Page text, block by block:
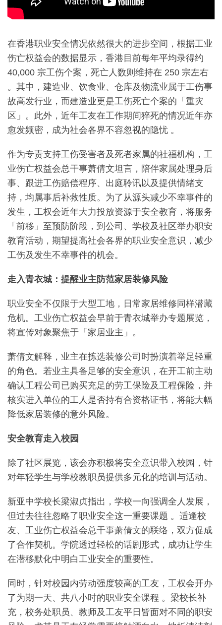
在香港职业安全情况依然很大的进步空间，根据工业
伤亡权益会的数据显示，香港目前每年平均录得约
40,000 宗工伤个案，死亡人数则维持在 250 宗左右
。其中，建造业、饮食业、仓库及物流业属于工伤事
故高发行业，而建造业更是工伤死亡个案的「重灾
区」。此外，近年工友在工作期间猝死的情况近年亦
愈发频密，成为社会各界不容忽视的隐忧 。
作为专责支持工伤受害者及死者家属的社福机构，工
业伤亡权益会总干事萧倩文坦言，陪伴家属处理身后
事、跟进工伤赔偿程序、出庭聆讯以及提供情绪支
持，均属事后补救性质。为了从源头减少不幸事件的
发生，工权会近年大力投放资源于安全教育，将服务
「前移」至预防阶段，到公司、学校及社区举办职安
教育活动，期望提高社会各界的职业安全意识，减少
工伤及发生不幸事件的机会。
走入青衣城：提醒业主防范家居装修风险
职业安全不仅限于大型工地，日常家居维修同样潜藏
危机。工业伤亡权益会早前于青衣城举办专题展览，
将宣传对象聚焦于「家居业主」。
萧倩文解释，业主在拣选装修公司时扮演着举足轻重
的角色。若业主具备足够的安全意识，在开工前主动
确认工程公司已购买充足的劳工保险及工程保险，并
核实进入单位的工人是否持有合资格证书，将能大幅
降低家居装修的意外风险。
安全教育走入校园
除了社区展览，该会亦积极将安全意识带入校园，针
对年轻学生与学校教职员提供多元化的培训与活动。
新亚中学校长梁淑贞指出，学校一向强调全人发展，
但过去往往忽略了职业安全这一重要课题 。适逢校
友、工业伤亡权益会总干事萧倩文的联络，双方促成
了合作契机。学院透过轻松的话剧形式，成功让学生
在潜移默化中明白工业安全的重要性。
同时，针对校园内劳动强度较高的工友，工权会开办
了为期一天、共八小时的职业安全课程 。梁校长补
充，校务处职员、教师及工友平日皆面对不同的职安